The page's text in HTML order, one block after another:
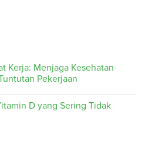
Kerja: Menjaga Kesehatan
Pekerjaan
D yang Sering Tidak